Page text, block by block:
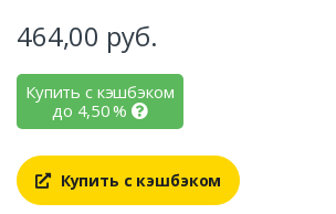
464,00 руб.
Купить с кэшбэком
до 4,50%
Купить с кэшбэком